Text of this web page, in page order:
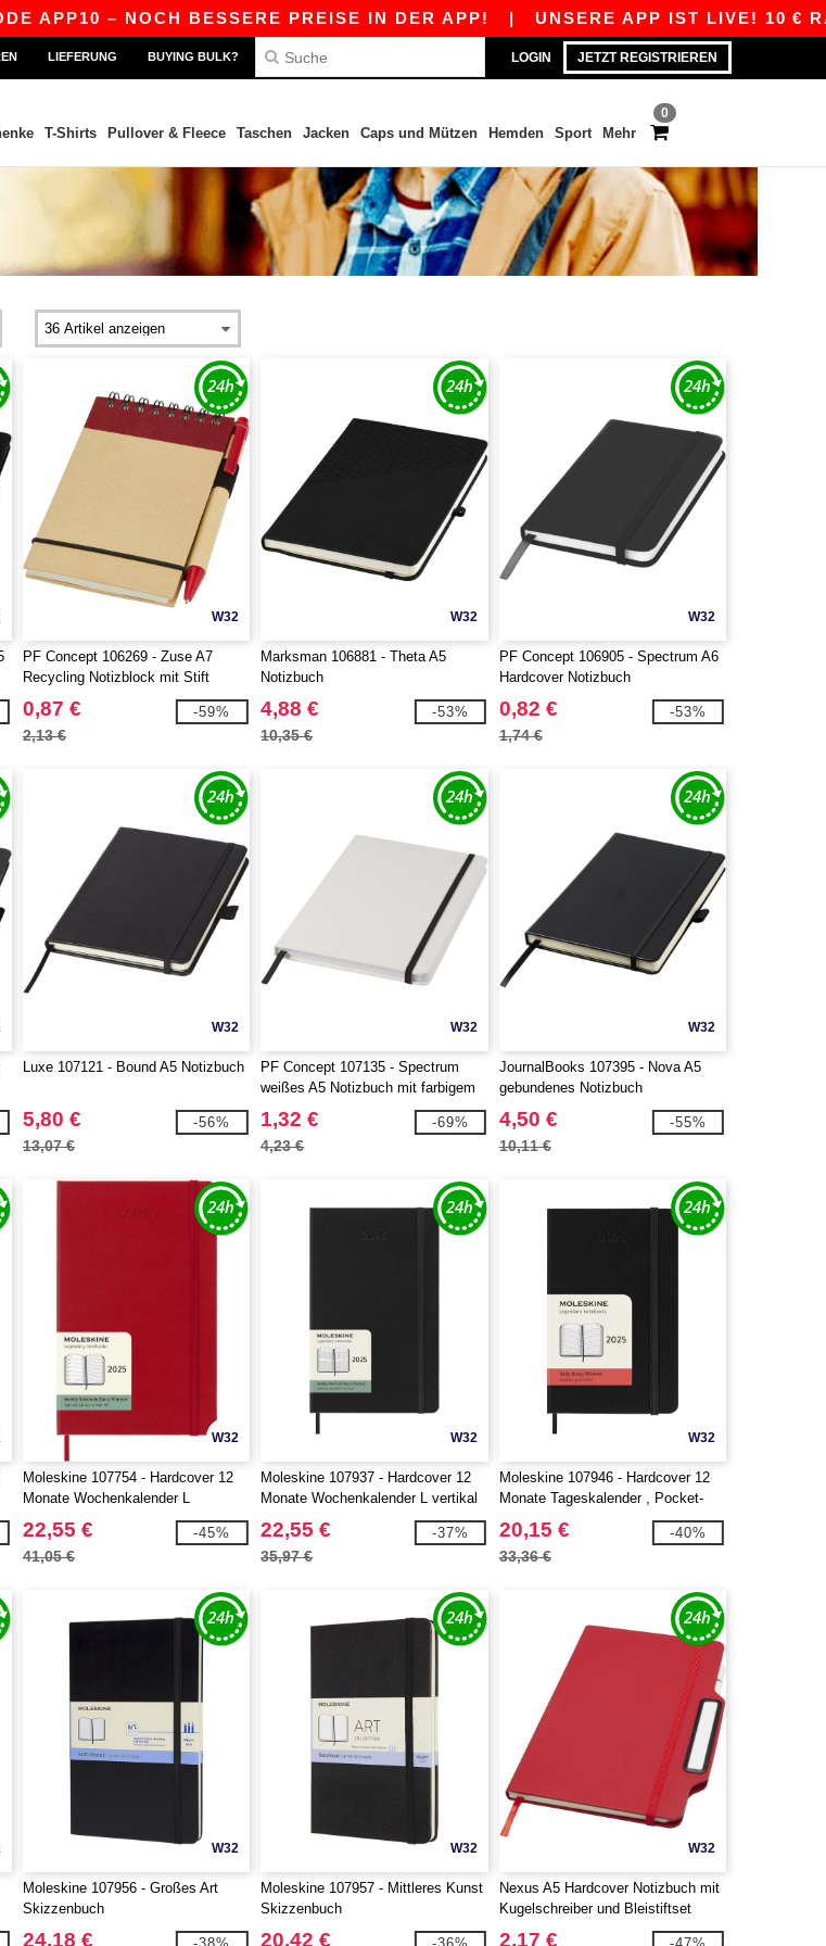
– NOCH BESSERE PREISE IN DER APP!| UNSERE APP IST LIVE! 10 €
LOGIN JETZT REGISTRIEREN
LIEFERUNG BUYING BULK?
0
T-Shirts Pullover & Fleece Taschen Jacken Caps und Mützen Hemden Sport Mehr
W32
PF Concept 106269 - Zuse A7
Recycling Notizblock mit Stift
0,87 €
2,13 €
-59%
W32
Marksman 106881 - Theta A5
Notizbuch
4,88 €
10,35 €
-53%
W32
PF Concept 106905 - Spectrum A6
Hardcover Notizbuch
0,82 €
1,74 €
-53%
W32
Luxe 107121 - Bound A5 Notizbuch
5,80 €
13,07 €
-56%
W32
PF Concept 107135 - Spectrum
weißes A5 Notizbuch mit farbigem
Gummiband
1,32 €
4,23 €
-69%
W32
JournalBooks 107395 - Nova A5
gebundenes Notizbuch
4,50 €
10,11 €
-55%
W32
Moleskine 107754 - Hardcover 12
Monate Wochenkalender L
22,55 €
41,05 €
-45%
W32
Moleskine 107937 - Hardcover 12
Monate Wochenkalender L vertikal
22,55 €
35,97 €
-37%
W32
Moleskine 107946 - Hardcover 12
Monate Tageskalender , Pocket-
Format
20,15 €
33,36 €
-40%
W32
Moleskine 107956 - Großes Art
Skizzenbuch
24,18 €
W32
Moleskine 107957 - Mittleres Kunst
Skizzenbuch
20,42 €
W32
Nexus A5 Hardcover Notizbuch mit
Kugelschreiber und Bleistiftset
(schwarze Mine) - EgotierPro
2,17 €